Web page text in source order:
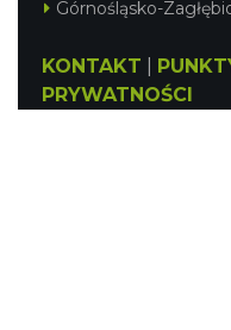
Górnośląsko-
KONTAKT
PRYWATNOŚCI